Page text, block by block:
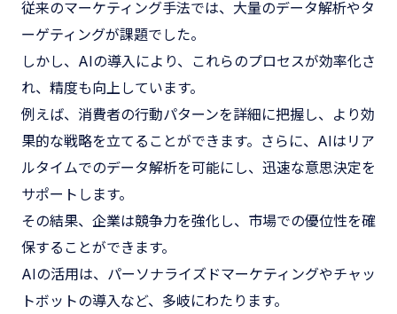
従来のマーケティング手法では、大量のデータ解析やタ
ーゲティングが課題でした。
しかし、AIの導入により、これらのプロセスが効率化さ
れ、精度も向上しています。
例えば、消費者の行動パターンを詳細に把握し、より効
果的な戦略を立てることができます。さらに、AIはリア
ルタイムでのデータ解析を可能にし、迅速な意思決定を
サポートします。
その結果、企業は競争力を強化し、市場での優位性を確
保することができます。
AIの活用は、パーソナライズドマーケティングやチャッ
トボットの導入など、多岐にわたります。